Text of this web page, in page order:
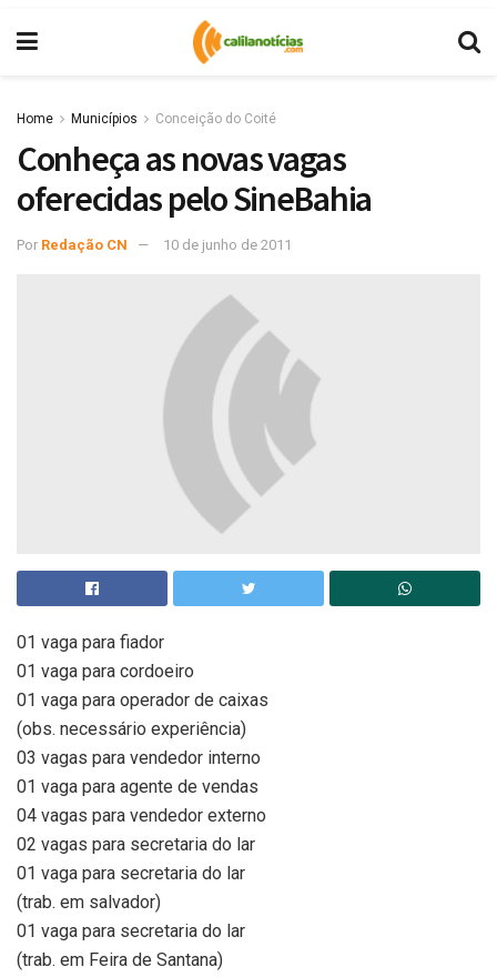
Home Municípios Conceição do Coité
Conheça as novas vagas
oferecidas pelo SineBahia
Por Redação CN 10 de junho de 2011
01 vaga para fiador
01 vaga para cordoeiro
01 vaga para operador de caixas
(obs. necessário experiência)
03 vagas para vendedor interno
01 vaga para agente de vendas
04 vagas para vendedor externo
02 vagas para secretaria do lar
01 vaga para secretaria do lar
(trab. em salvador)
01 vaga para secretaria do lar
(trab. em Feira de Santana)